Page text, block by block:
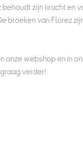
zijn kracht en
broeken van Florez
onze webshop en in
verder!